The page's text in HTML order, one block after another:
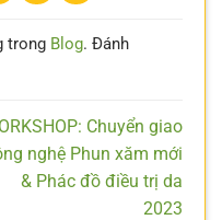
trong Blog. Đánh
Chuyển giao
nghệ Phun xăm mới
& Phác đồ điều trị da
2023